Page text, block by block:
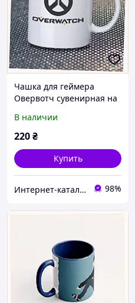
Чашка для геймера
Овервотч сувенирная на
В наличии
220₴
Купить
Интер​​нет-кат​алог с​​ки​​док "Модна Лавка" 98%